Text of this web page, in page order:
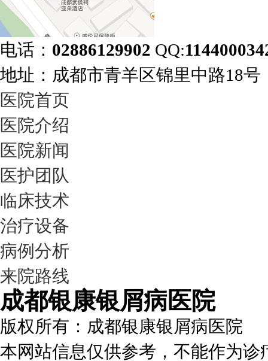
电话： 02886129902 QQ:
地址：成都市青羊区锦里中路18
医院首页
医院介绍
医院新闻
医护团队
临床技术
治疗设备
病例分析
来院路线
成都银康银屑病医院
版权所有：成都银康银屑病医院
本网站信息仅供参考，不能作为诊